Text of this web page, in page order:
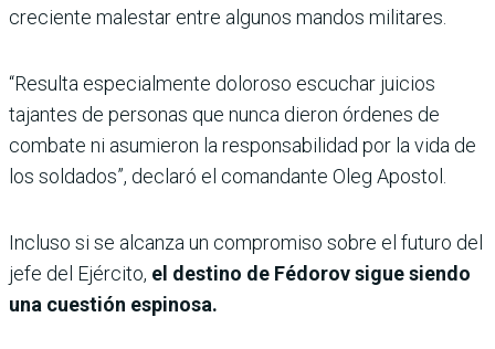
creciente malestar entre algunos mandos militares.
“Resulta especialmente doloroso escuchar juicios
tajantes de personas que nunca dieron órdenes de
combate ni asumieron la responsabilidad por la vida de
los soldados”, declaró el comandante Oleg Apostol.
Incluso si se alcanza un compromiso sobre el futuro del
jefe del Ejército, el destino de Fédorov sigue siendo
una cuestión espinosa.